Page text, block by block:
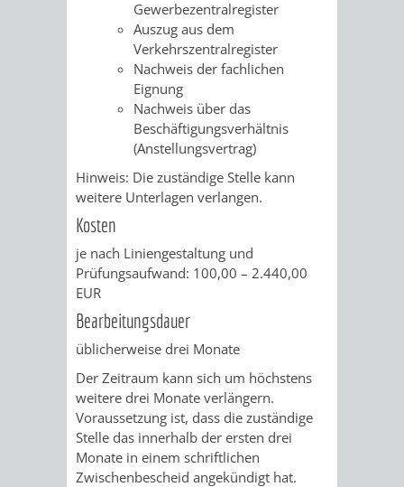
NOTDIENSTE
EINRICHTUNGEN
SPIELPLÄTZE
SPORTSTÄTTEN
&
BÄDER
VERANSTALTUNGSRÄUME
ENGELBRECHT-
BÜRGERSAAL
IM
ALTEN
RATHAUS
Gewerbezentralregister
Auszug aus dem
Verkehrszentralregister
Nachweis der fachlichen
Eignung
Nachweis über das
Beschäftigungsverhältnis
(Anstellungsvertrag)
Hinweis: Die zuständige Stelle kann
weitere Unterlagen verlangen.
Kosten
je nach Liniengestaltung und
Prüfungsaufwand: 100,00 – 2.440,00
EUR
Bearbeitungsdauer
üblicherweise drei Monate
Der Zeitraum kann sich um höchstens
weitere drei Monate verlängern.
Voraussetzung ist, dass die zuständige
Stelle das innerhalb der ersten drei
Monate in einem schriftlichen
Zwischenbescheid angekündigt hat.